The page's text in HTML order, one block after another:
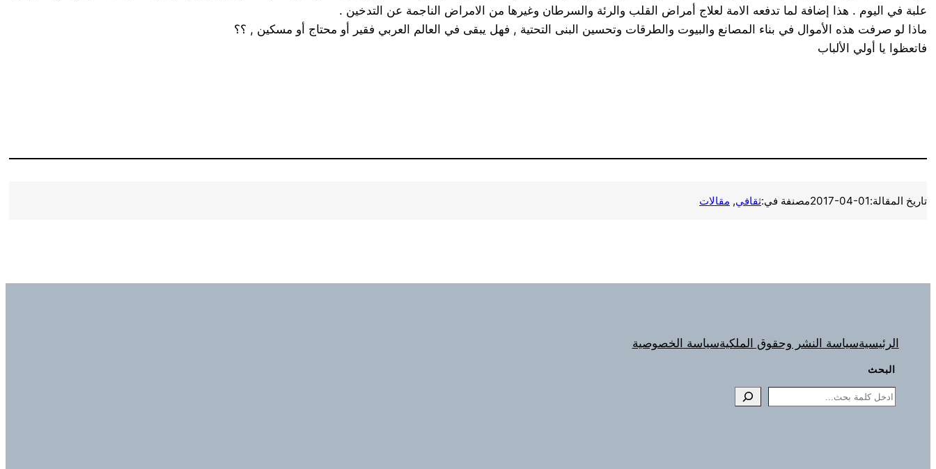
علبة في اليوم . هذا إضافة لما تدفعه الامة لعلاج أمراض القلب والرئة والسرطان وغيرها من الامراض الناجمة عن التدخين .
ماذا لو صرفت هذه الأموال في بناء المصانع والبيوت والطرقات وتحسين البنى التحتية , فهل يبقى في العالم العربي فقير أو محتاج أو مسكين , ؟؟
فاتعظوا يا أولي الألباب
تاريخ المقالة:2017-04-01مصنفة في:ثقافي, مقالات
الرئيسيةسياسة النشر وحقوق الملكيةسياسة الخصوصية
البحث
Search